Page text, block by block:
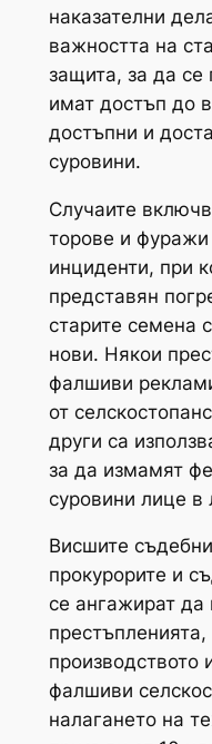
наказателни
важността на
защита, за да се
имат достъп до
достъпни и
суровини.
Случаите
торове и
инциденти, при
представян
старите семена
нови. Някои
фалшиви
от
други са
за да измамят
суровини лице в
Висшите
прокурорите и
се ангажират да
производството
фалшиви
налагането на